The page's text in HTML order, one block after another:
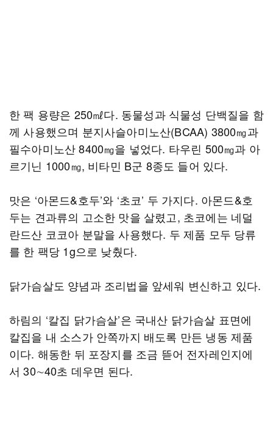
한 팩 용량은 250㎖다. 동물성과 식물성 단백질을 함
께 사용했으며 분지사슬아미노산(BCAA) 3800㎎과
필수아미노산 8400㎎을 넣었다. 타우린 500㎎과 아
르기닌 1000㎎, 비타민 B군 8종도 들어 있다.
맛은 ‘아몬드&호두’와 ‘초코’ 두 가지다. 아몬드&호
두는 견과류의 고소한 맛을 살렸고, 초코에는 네덜
란드산 코코아 분말을 사용했다. 두 제품 모두 당류
를 한 팩당 1g으로 낮췄다.
닭가슴살도 양념과 조리법을 앞세워 변신하고 있다.
하림의 ‘칼집 닭가슴살’은 국내산 닭가슴살 표면에
칼집을 내 소스가 안쪽까지 배도록 만든 냉동 제품
이다. 해동한 뒤 포장지를 조금 뜯어 전자레인지에
서 30∼40초 데우면 된다.